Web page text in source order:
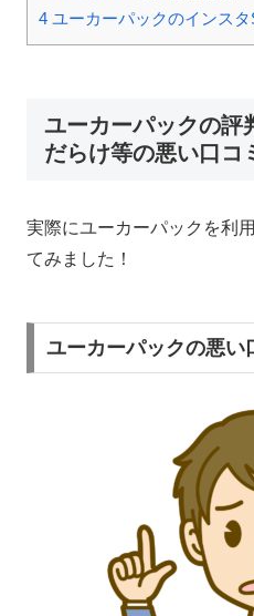
4 ユーカーパックのインス
ユーカーパックの
だらけ等の悪い口コ
実際にユーカーパックを利
てみました！
ユーカーパックの悪い